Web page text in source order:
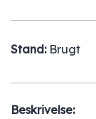
Stand: Brugt
Beskrivelse: